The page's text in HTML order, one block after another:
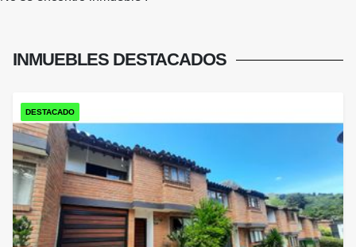
INMUEBLES DESTACADOS
DESTACADO